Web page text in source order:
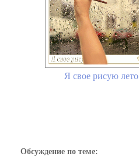
Я свое рисую лето
Обсуждение по теме: